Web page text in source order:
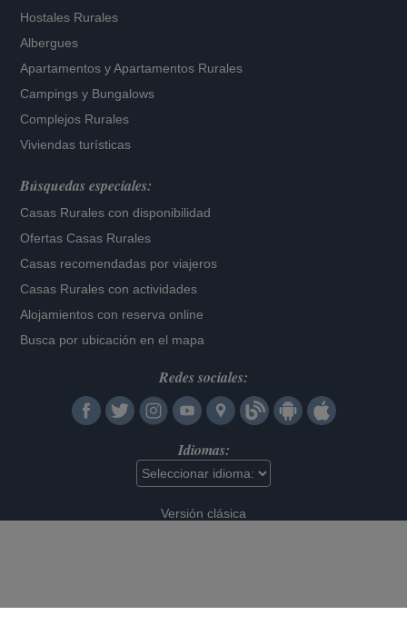
Hostales Rurales
Albergues
Apartamentos yApartamentos Rurales
Campings y Bungalows
Complejos Rurales
Viviendas turísticas
Búsquedas especiales:
Casas Rurales con disponibilidad
Ofertas Casas Rurales
Casas recomendadas por viajeros
Casas Rurales con actividades
Alojamientos con reserva online
Busca por ubicación en el mapa
Redes sociales:
Idiomas:
Versión clásica